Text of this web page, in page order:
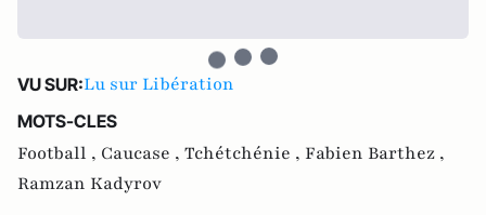
VU SUR:Lu sur Libération
MOTS-CLES
Football , Caucase , Tchétchénie , Fabien Barthez ,
Ramzan Kadyrov